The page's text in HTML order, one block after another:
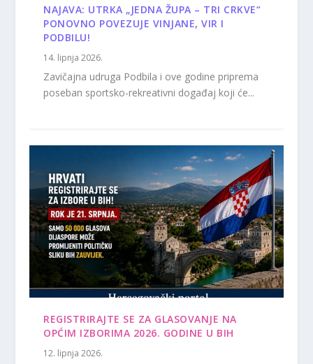
NAJAVA: UTRKA „JEDNA ŽUPA – TRI CRKVE“
PONOVNO POVEZUJE VINJANE, VIR I
PODBILU!
14. lipnja 2026.
Zavičajna udruga Podbila i ove godine priprema
poseban sportsko-rekreativni događaj koji će...
REGISTRIRAJTE SE ZA GLASOVANJE NA
OPĆIM IZBORIMA 2026. GODINE U BIH
12. lipnja 2026.